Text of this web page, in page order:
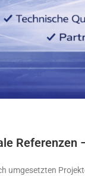
umgesetzten